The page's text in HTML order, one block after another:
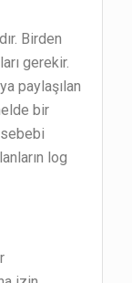
Birden
gerekir.
paylaşılan
bir
sebebi
log